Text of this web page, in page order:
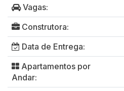
Vagas:
Construtora:
Data de Entrega:
Apartamentos por
Andar: